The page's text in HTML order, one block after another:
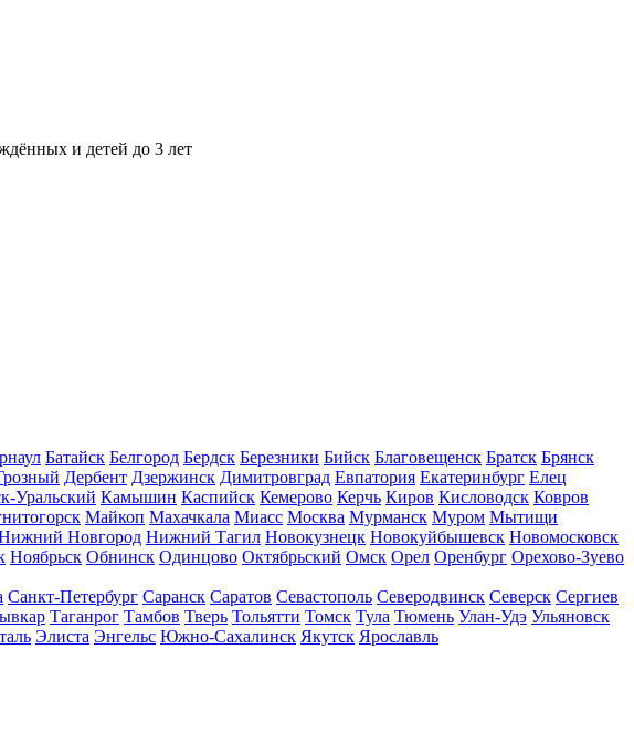
и детей до 3 лет
Батайск Белгород Бердск Березники Бийск Благовещенск Братск Брянск
Дербент Дзержинск Димитровград Евпатория Екатеринбург Елец
Уральский Камышин Каспийск Кемерово Керчь Киров Кисловодск Ковров
Майкоп Махачкала Миасс Москва Мурманск Муром Мытищи
Новгород Нижний Тагил Новокузнецк Новокуйбышевск Новомосковск
Ноябрьск Обнинск Одинцово Октябрьский Омск Орел Оренбург Орехово-Зуево
Санкт-Петербург Саранск Саратов Севастополь Северодвинск Северск Сергиев
Таганрог Тамбов Тверь Тольятти Томск Тула Тюмень Улан-Удэ Ульяновск
Элиста Энгельс Южно-Сахалинск Якутск Ярославль